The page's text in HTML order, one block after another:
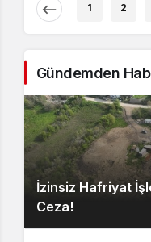
1 2
Gündemden
İzinsiz Hafriyat
Ceza!